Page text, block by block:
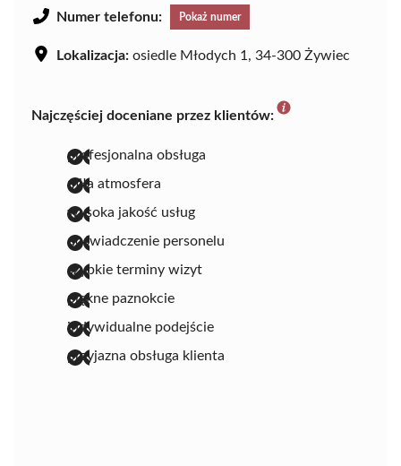
Numer telefonu: Pokaż numer
Lokalizacja: osiedle Młodych 1, 34-300 Żywiec
Najczęściej doceniane przez klientów:
profesjonalna obsługa
miła atmosfera
wysoka jakość usług
doświadczenie personelu
szybkie terminy wizyt
piękne paznokcie
indywidualne podejście
przyjazna obsługa klienta